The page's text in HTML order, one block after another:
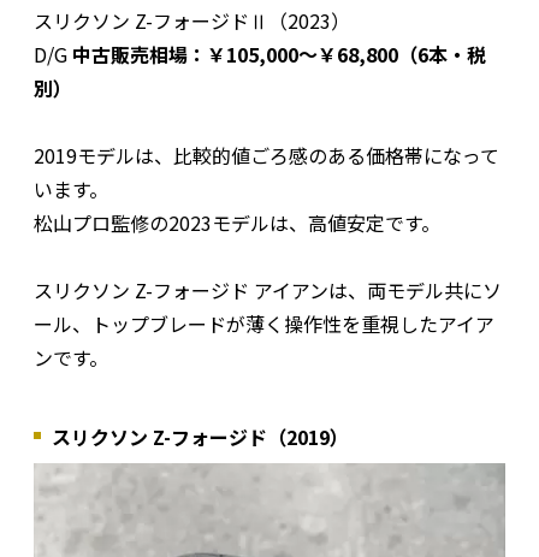
スリクソン Z-フォージドⅡ（2023）
D/G 中古販売相場：￥105,000～￥68,800（6本・税
別）
2019モデルは、比較的値ごろ感のある価格帯になって
います。
松山プロ監修の2023モデルは、高値安定です。
スリクソン Z-フォージド アイアンは、両モデル共にソ
ール、トップブレードが薄く操作性を重視したアイア
ンです。
スリクソン Z-フォージド（2019）